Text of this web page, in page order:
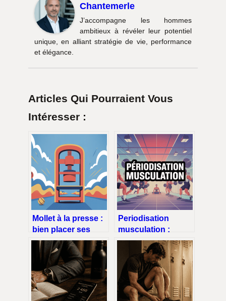
Chantemerle
J’accompagne les hommes
ambitieux à révéler leur potentiel
unique, en alliant stratégie de vie, performance
et élégance.
Articles Qui Pourraient Vous
Intéresser :
Mollet à la presse :
bien placer ses
pieds pour des
résultats visibles
Periodisation
musculation :
comment structurer
vos cycles pour
progresser
vraiment